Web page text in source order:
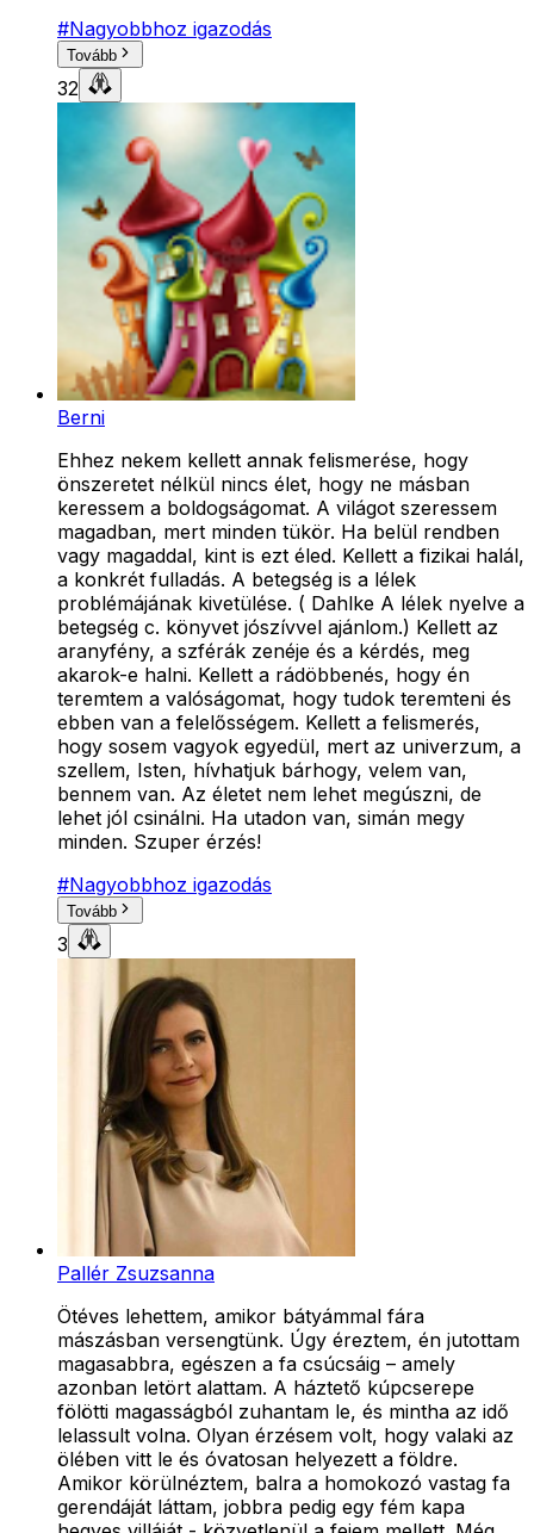
#Nagyobbhoz igazodás
Tovább
32
Berni
Ehhez nekem kellett annak felismerése, hogy
önszeretet nélkül nincs élet, hogy ne másban
keressem a boldogságomat. A világot szeressem
magadban, mert minden tükör. Ha belül rendben
vagy magaddal, kint is ezt éled. Kellett a fizikai halál,
a konkrét fulladás. A betegség is a lélek
problémájának kivetülése. ( Dahlke A lélek nyelve a
betegség c. könyvet jószívvel ajánlom.) Kellett az
aranyfény, a szférák zenéje és a kérdés, meg
akarok-e halni. Kellett a rádöbbenés, hogy én
teremtem a valóságomat, hogy tudok teremteni és
ebben van a felelősségem. Kellett a felismerés,
hogy sosem vagyok egyedül, mert az univerzum, a
szellem, Isten, hívhatjuk bárhogy, velem van,
bennem van. Az életet nem lehet megúszni, de
lehet jól csinálni. Ha utadon van, simán megy
minden. Szuper érzés!
#Nagyobbhoz igazodás
Tovább
3
Pallér Zsuzsanna
Ötéves lehettem, amikor bátyámmal fára
mászásban versengtünk. Úgy éreztem, én jutottam
magasabbra, egészen a fa csúcsáig – amely
azonban letört alattam. A háztető kúpcserepe
fölötti magasságból zuhantam le, és mintha az idő
lelassult volna. Olyan érzésem volt, hogy valaki az
ölében vitt le és óvatosan helyezett a földre.
Amikor körülnéztem, balra a homokozó vastag fa
gerendáját láttam, jobbra pedig egy fém kapa